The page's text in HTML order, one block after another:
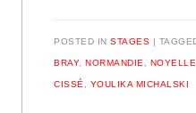
POSTED INSTAGES
BRAY,NORMANDIE
CISSÉ YOULIKA MICHALSKI